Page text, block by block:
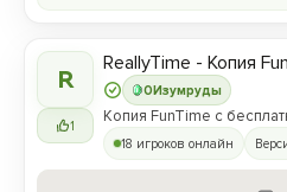
R
1
0Изумруды
ReallyTime - Копия
Копия FunTime с
18 игроков онлайн